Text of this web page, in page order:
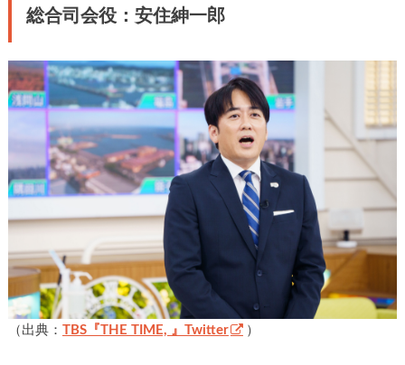
総合司会役：安住紳一郎
（出典： TBS『THE TIME, 』Twitter ）